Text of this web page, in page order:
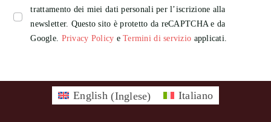
trattamento dei miei dati personali per l’iscrizione alla
newsletter. Questo sito è protetto da reCAPTCHA e da
Google. Privacy Policy eTermini di servizio applicati.
English (Inglese) Italiano